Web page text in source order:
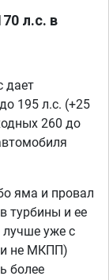
л.с. в
дает
195 л.с. (+25
260 до
яма и провал
турбины и ее
лучше уже с
не МКПП)
более